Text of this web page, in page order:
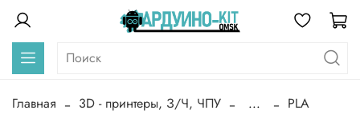
Главная 3D - принтеры, З/Ч, ЧПУ ... PLA